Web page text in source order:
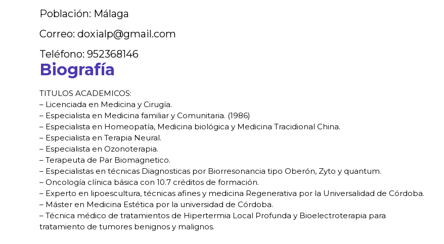
Población: Málaga
Correo: doxialp@gmail.com
Teléfono: 952368146
Biografía
TITULOS ACADEMICOS:
– Licenciada en Medicina y Cirugía.
– Especialista en Medicina familiar y Comunitaria. (1986)
– Especialista en Homeopatía, Medicina biológica y Medicina Tracidional China.
– Especialista en Terapia Neural.
– Especialista en Ozonoterapia.
– Terapeuta de Par Biomagnetico.
– Especialistas en técnicas Diagnosticas por Biorresonancia tipo Oberón, Zyto y quantum.
– Oncología clínica básica con 10.7 créditos de formación.
– Experto en lipoescultura, técnicas afines y medicina Regenerativa por la Universalidad de Córdoba.
– Máster en Medicina Estética por la universidad de Córdoba.
– Técnica médico de tratamientos de Hipertermia Local Profunda y Bioelectroterapia para
tratamiento de tumores benignos y malignos.